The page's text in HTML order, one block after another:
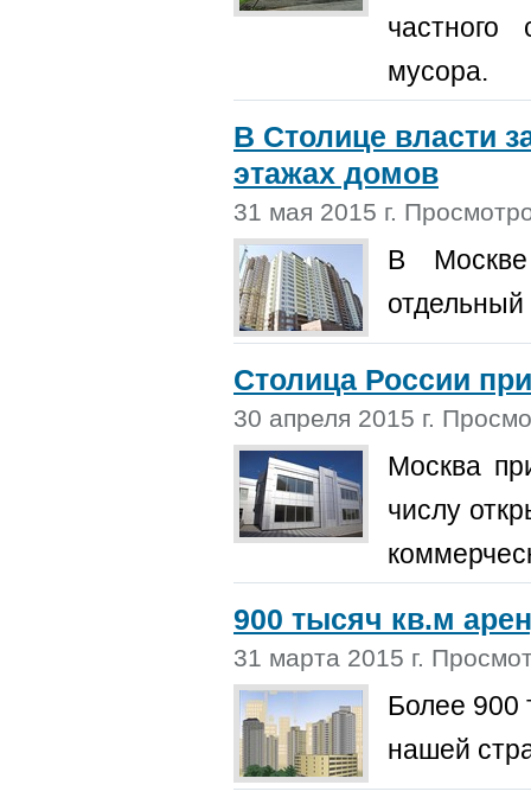
частного
мусора.
В Столице власти
этажах домов
31 мая 2015 г.
В
Столица России
30 апреля 2015 г.
Москва
числу
900 тысяч кв.м
31 марта 2015 г.
Более 900
нашей